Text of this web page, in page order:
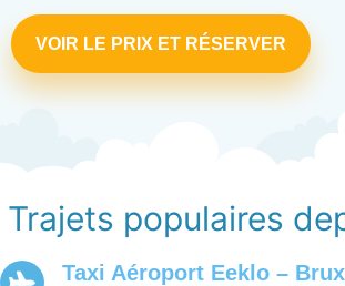
VOIR LE PRIX ET RÉSERVER
Trajets populaires
Taxi Aéroport Eeklo –